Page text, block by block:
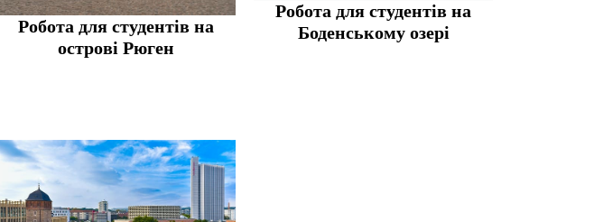
Робота для студентів на
острові Рюген
Робота для студентів на
Боденському озері